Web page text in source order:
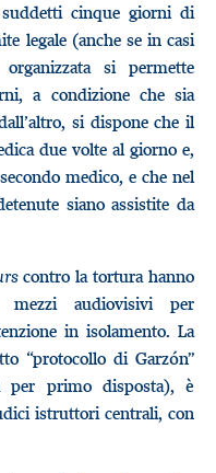
cinque giorni di
legale (anche se in casi
si permette
a condizione che sia
si dispone che il
due volte al giorno e,
medico, e che nel
siano assistite da
contro la tortura hanno
mezzi audiovisivi per
in isolamento. La
“protocollo di Garzón”
per primo disposta), è
istruttori centrali, con